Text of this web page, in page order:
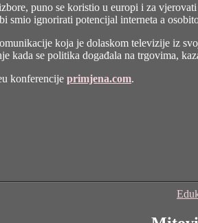
puno se koristio u europi i za
ignorirati potencijal interneta a
koja je dolaskom televizije iz
kada se politika događala na trgovima,
konferencije primjena.com.